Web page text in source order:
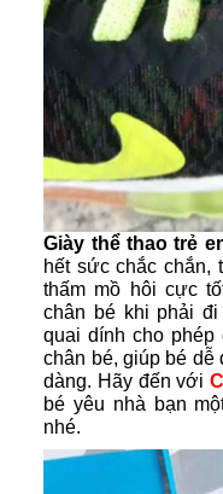
Giày thể thao trẻ
hết sức chắc chắn,
thấm mồ hôi cực
chân bé khi phải
quai dính cho
chân bé, giúp bé dễ
dàng. Hãy đến với
bé yêu nhà bạn
nhé.